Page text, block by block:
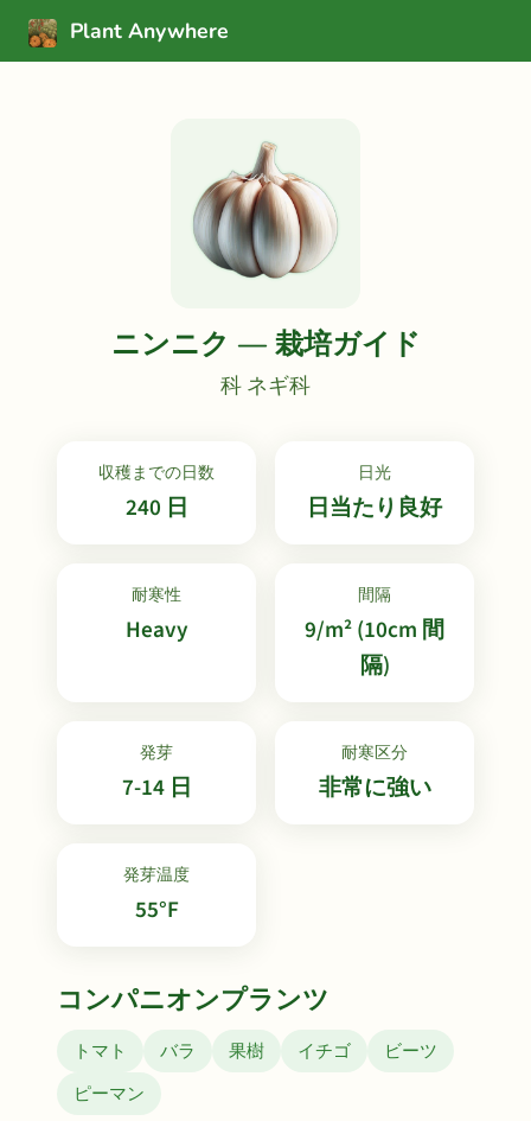
Plant Anywhere
ニンニク — 栽培ガイド
科 ネギ科
収穫までの日数
240 日
日光
日当たり良好
耐寒性
Heavy
間隔
9/m² (10cm 間
隔)
発芽
7-14 日
耐寒区分
非常に強い
発芽温度
55°F
コンパニオンプランツ
トマト バラ 果樹 イチゴ
ビーツ
ピーマン